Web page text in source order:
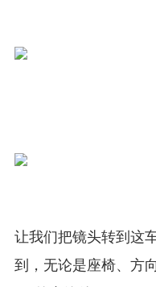
让我们把镜头转到这
到，无论是座椅、方